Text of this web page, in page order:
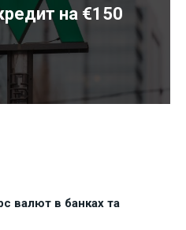
на €150
валют в банках та